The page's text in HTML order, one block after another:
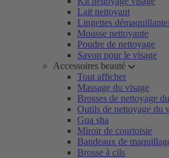
Lait nettoyant
Lingettes
Mousse nettoyante
Poudre de nettoyage
Savon pour le visage
Accessoires beauté
Tout afficher
Massage du visage
Brosses de nettoyage
Outils de nettoyage du
Gua sha
Miroir de courtoisie
Bandeaux de
Brosse à cils